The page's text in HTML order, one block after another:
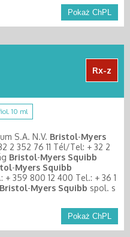
Pokaż ChPL
Rx-z
10 ml
S.A. N.V. Bristol-Myers
2 352 76 11 Tél/Tel: + 32 2
Bristol-Myers Squibb
-Myers Squibb
359 800 12 400 Tel.: + 36 1
Bristol-Myers Squibb spol. s
Pokaż ChPL